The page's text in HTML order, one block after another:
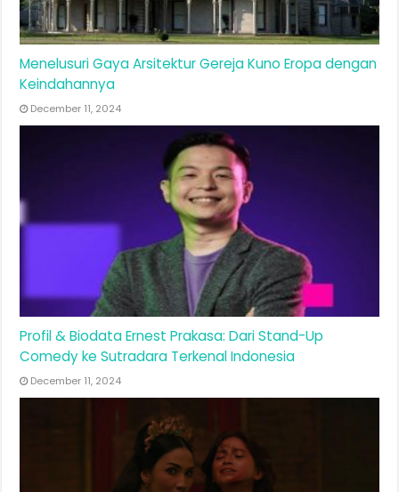
Menelusuri Gaya Arsitektur Gereja Kuno Eropa dengan
Keindahannya
December 11, 2024
Profil & Biodata Ernest Prakasa: Dari Stand-Up
Comedy ke Sutradara Terkenal Indonesia
December 11, 2024